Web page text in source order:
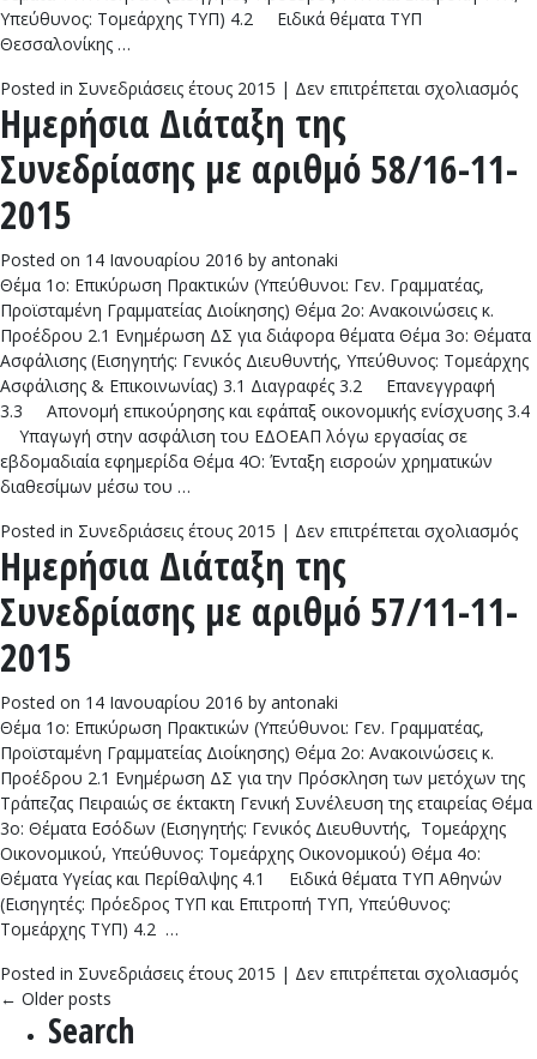
Υπεύθυνος: Τομεάρχης ΤΥΠ) 4.2 Ειδικά θέματα ΤΥΠ
Θεσσαλονίκης …
Posted in Συνεδριάσεις έτους 2015 | Δεν επιτρέπεται σχολιασμός
Ημερήσια Διάταξη της
Συνεδρίασης με αριθμό 58/16-11-
2015
Posted on 14 Ιανουαρίου 2016 by antonaki
Θέμα 1ο: Επικύρωση Πρακτικών (Υπεύθυνοι: Γεν. Γραμματέας,
Προϊσταμένη Γραμματείας Διοίκησης) Θέμα 2ο: Ανακοινώσεις κ.
Προέδρου 2.1 Ενημέρωση ΔΣ για διάφορα θέματα Θέμα 3ο: Θέματα
Ασφάλισης (Εισηγητής: Γενικός Διευθυντής, Υπεύθυνος: Τομεάρχης
Ασφάλισης & Επικοινωνίας) 3.1 Διαγραφές 3.2 Επανεγγραφή
3.3 Απονομή επικούρησης και εφάπαξ οικονομικής ενίσχυσης 3.4
Υπαγωγή στην ασφάλιση του ΕΔΟΕΑΠ λόγω εργασίας σε
εβδομαδιαία εφημερίδα Θέμα 4Ο: Ένταξη εισροών χρηματικών
διαθεσίμων μέσω του …
Posted in Συνεδριάσεις έτους 2015 | Δεν επιτρέπεται σχολιασμός
Ημερήσια Διάταξη της
Συνεδρίασης με αριθμό 57/11-11-
2015
Posted on 14 Ιανουαρίου 2016 by antonaki
Θέμα 1ο: Επικύρωση Πρακτικών (Υπεύθυνοι: Γεν. Γραμματέας,
Προϊσταμένη Γραμματείας Διοίκησης) Θέμα 2ο: Ανακοινώσεις κ.
Προέδρου 2.1 Ενημέρωση ΔΣ για την Πρόσκληση των μετόχων της
Τράπεζας Πειραιώς σε έκτακτη Γενική Συνέλευση της εταιρείας Θέμα
3ο: Θέματα Εσόδων (Εισηγητής: Γενικός Διευθυντής, Τομεάρχης
Οικονομικού, Υπεύθυνος: Τομεάρχης Οικονομικού) Θέμα 4ο:
Θέματα Υγείας και Περίθαλψης 4.1 Ειδικά θέματα ΤΥΠ Αθηνών
(Εισηγητές: Πρόεδρος ΤΥΠ και Επιτροπή ΤΥΠ, Υπεύθυνος:
Τομεάρχης ΤΥΠ) 4.2 …
Posted in Συνεδριάσεις έτους 2015 | Δεν επιτρέπεται σχολιασμός
← Older posts
Search